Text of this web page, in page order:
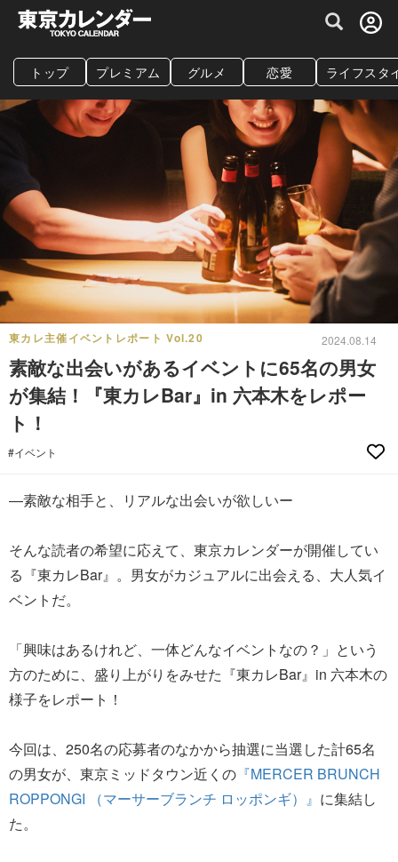
グルメ情報・プレミアムレストラン予約
トップ プレミアム グルメ 恋愛 ライフスタ
東カレ主催イベントレポート Vol.20 2024.08.14
素敵な出会いがあるイベントに65名の男女
が集結！『東カレBar』in 六本木をレポー
ト！
#イベント
―素敵な相手と、リアルな出会いが欲しいー
そんな読者の希望に応えて、東京カレンダーが開催してい
る『東カレBar』。男女がカジュアルに出会える、大人気イ
ベントだ。
「興味はあるけれど、一体どんなイベントなの？」という
方のために、盛り上がりをみせた『東カレBar』in 六本木の
様子をレポート！
今回は、250名の応募者のなかから抽選に当選した計65名
の男女が、東京ミッドタウン近くの 『MERCER BRUNCH
ROPPONGI （マーサーブランチ ロッポンギ）』 に集結し
た。